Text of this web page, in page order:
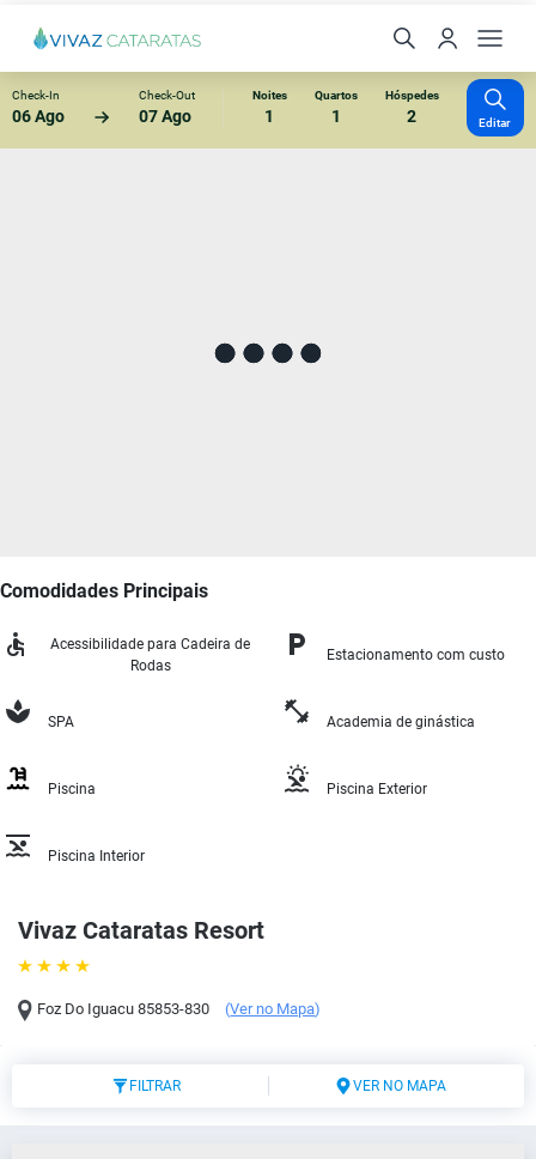
Check-In
06 Ago
Check-Out
07 Ago
Noites
1
Quartos
1
Hóspedes
2 Editar
Vivaz Cataratas Resort
Foz Do Iguacu 85853-830 (Ver no Mapa)
Comodidades Principais
Acessibilidade para Cadeira de
Rodas
Estacionamento com custo
SPA Academia de ginástica
Piscina Piscina Exterior
Piscina Interior
FILTRAR VER NO MAPA